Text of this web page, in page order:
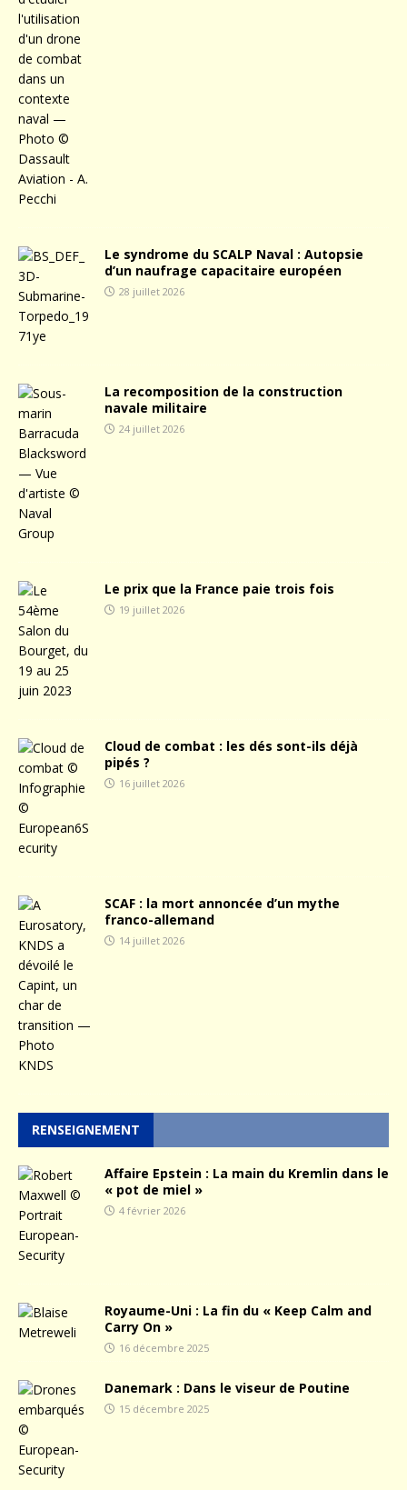
Le syndrome du SCALP Naval : Autopsie
d’un naufrage capacitaire européen
28 juillet 2026
La recomposition de la construction
navale militaire
24 juillet 2026
Le prix que la France paie trois fois
19 juillet 2026
Cloud de combat : les dés sont-ils déjà
pipés ?
16 juillet 2026
SCAF : la mort annoncée d’un mythe
franco-allemand
14 juillet 2026
RENSEIGNEMENT
Affaire Epstein : La main du Kremlin dans le
« pot de miel »
4 février 2026
Royaume-Uni : La fin du « Keep Calm and
Carry On »
16 décembre 2025
Danemark : Dans le viseur de Poutine
15 décembre 2025